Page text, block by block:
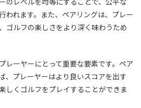
われます。また、ペアリングは、プレー
ゴルフの楽しさをより深く味わうため
レーヤーにとって重要な要素です。ペア
、プレーヤーはより良いスコアを出す
しくゴルフをプレイすることができま